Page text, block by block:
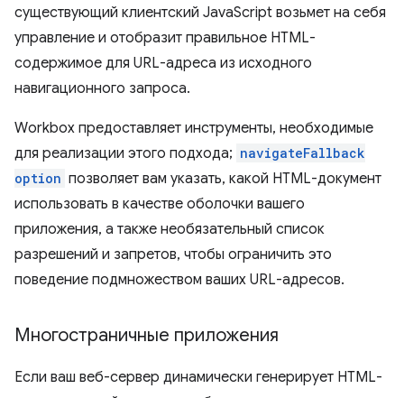
существующий клиентский JavaScript возьмет на себя
управление и отобразит правильное HTML-
содержимое для URL-адреса из исходного
навигационного запроса.
Workbox предоставляет инструменты, необходимые
для реализации этого подхода; navigateFallback
option позволяет вам указать, какой HTML-документ
использовать в качестве оболочки вашего
приложения, а также необязательный список
разрешений и запретов, чтобы ограничить это
поведение подмножеством ваших URL-адресов.
Многостраничные приложения
Если ваш веб-сервер динамически генерирует HTML-